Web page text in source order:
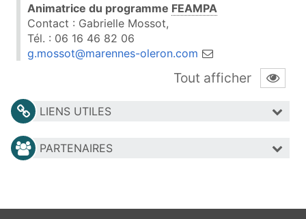
Animatrice du programme FEAMPA
Contact : Gabrielle Mossot,
Tél. : 06 16 46 82 06
g.mossot@marennes-oleron.com
Tout afficher
LIENS UTILES
PARTENAIRES